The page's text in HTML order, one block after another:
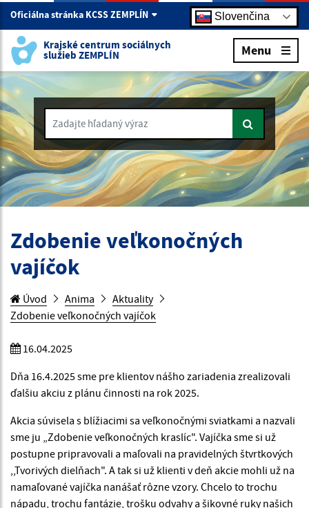
Oficiálna stránka KCSS ZEMPLÍN Slovenčina
Krajské centrum sociálnych
služieb ZEMPLÍN Menu
Zadajte hľadaný výraz
Zdobenie veľkonočných
vajíčok
Úvod Anima
Aktuality
Zdobenie veľkonočných vajíčok
16.04.2025
Dňa 16.4.2025 sme pre klientov nášho zariadenia zrealizovali
ďalšiu akciu z plánu činnosti na rok 2025.
Akcia súvisela s blížiacimi sa veľkonočnými sviatkami a nazvali
sme ju „Zdobenie veľkonočných kraslíc". Vajíčka sme si už
postupne pripravovali a maľovali na pravidelných štvrtkových
,,Tvorivých dielňach". A tak si už klienti v deň akcie mohli už na
namaľované vajíčka nanášať rôzne vzory. Chcelo to trochu
nápadu, trochu fantázie, trošku odvahy a šikovné ruky našich